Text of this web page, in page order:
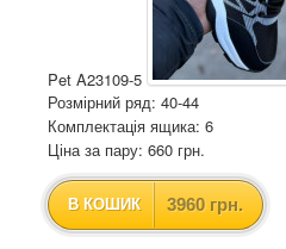
Pet A23109-5
Розмірний ряд: 40-44
Комплектація ящика: 6
Ціна за пару: 660 грн.
В КОШИК 3960 грн.